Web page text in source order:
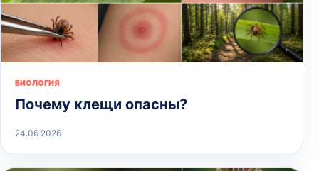
БИОЛОГИЯ
Почему клещи опасны?
24.06.2026